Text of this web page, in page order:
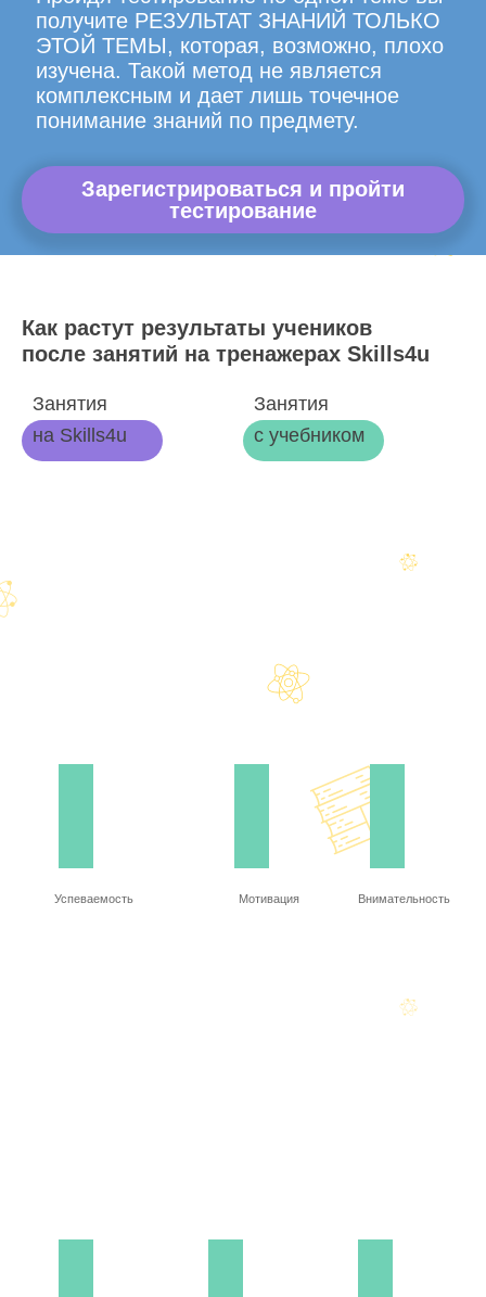
получите РЕЗУЛЬТАТ ЗНАНИЙ ТОЛЬКО
ЭТОЙ ТЕМЫ, которая, возможно, плохо
изучена. Такой метод не является
комплексным и дает лишь точечное
понимание знаний по предмету.
Зарегистрироваться и пройти
тестирование
Как растут результаты учеников
после занятий на тренажерах Skills4u
Занятия
на Skills4u
Занятия
с учебником
Успеваемость Мотивация Внимательность